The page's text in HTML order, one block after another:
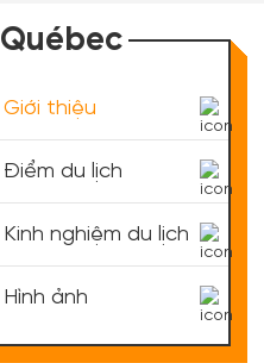
Québec
Giới thiệu
Điểm du lịch
Kinh nghiệm du lịch
Hình ảnh